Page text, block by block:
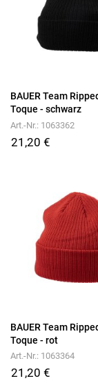
BAUER Team
Toque - schwarz
Art.-Nr.: 1063362
21,20 €
BAUER Team
Toque - rot
Art.-Nr.: 1063364
21,20 €